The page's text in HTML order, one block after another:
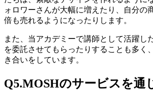
ォロワーさんが大幅に増えたり、自分の
倍も売れるようになったりします。
また、当アカデミーで講師として活躍し
を委託させてもらったりすることも多く
き合いをしています。
Q5.MOSHのサービスを通